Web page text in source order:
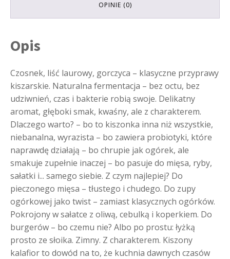
OPINIE (0)
Opis
Czosnek, liść laurowy, gorczyca – klasyczne przyprawy
kiszarskie. Naturalna fermentacja – bez octu, bez
udziwnień, czas i bakterie robią swoje. Delikatny
aromat, głęboki smak, kwaśny, ale z charakterem.
Dlaczego warto? – bo to kiszonka inna niż wszystkie,
niebanalna, wyrazista – bo zawiera probiotyki, które
naprawdę działają – bo chrupie jak ogórek, ale
smakuje zupełnie inaczej – bo pasuje do mięsa, ryby,
sałatki i... samego siebie. Z czym najlepiej? Do
pieczonego mięsa – tłustego i chudego. Do zupy
ogórkowej jako twist – zamiast klasycznych ogórków.
Pokrojony w sałatce z oliwą, cebulką i koperkiem. Do
burgerów – bo czemu nie? Albo po prostu: łyżką
prosto ze słoika. Zimny. Z charakterem. Kiszony
kalafior to dowód na to, że kuchnia dawnych czasów